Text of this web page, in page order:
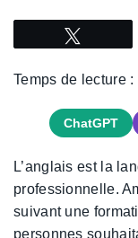
Temps de lecture :
ChatGPT
L’anglais est la
professionnelle.
suivant une
personnes